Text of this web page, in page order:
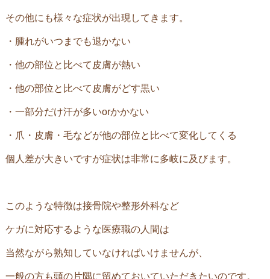
その他にも様々な症状が出現してきます。
・腫れがいつまでも退かない
・他の部位と比べて皮膚が熱い
・他の部位と比べて皮膚がどす黒い
・一部分だけ汗が多いorかかない
・爪・皮膚・毛などが他の部位と比べて変化してくる
個人差が大きいですが症状は非常に多岐に及びます。
このような特徴は接骨院や整形外科など
ケガに対応するような医療職の人間は
当然ながら熟知していなければいけませんが、
一般の方も頭の片隅に留めておいていただきたいのです。